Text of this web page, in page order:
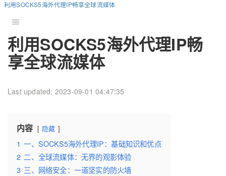
利用SOCKS5海外代理IP畅享全球流媒体
利用SOCKS5海外代理IP畅
享全球流媒体
Last updated: 2023-09-01 04:47:35
内容 隐藏
1 一、SOCKS5海外代理IP：基础知识和优点
2 二、全球流媒体：无界的观影体验
3 三、网络安全：一道坚实的防火墙